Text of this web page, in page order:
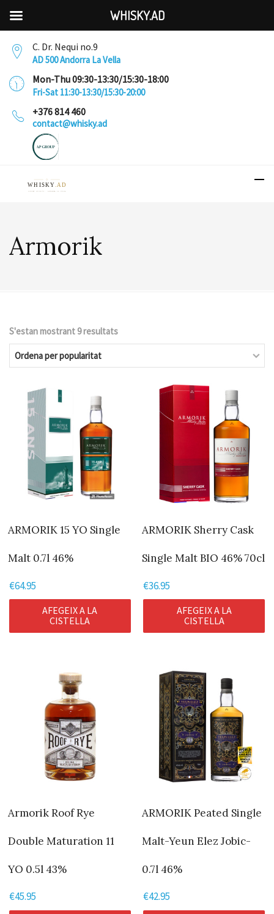
C. Dr. Nequi no.9
AD 500 Andorra La Vella
Mon-Thu 09:30-13:30/15:30-18:00
Fri-Sat 11:30-13:30/15:30-20:00
+376 814 460
contact@whisky.ad
Armorik
S'estan mostrant 9 resultats
per
popularitat
ARMORIK 15 YO Single
Malt 0.7l 46%
€64.95
AFEGEIX A LA
CISTELLA
ARMORIK Sherry Cask
Single Malt BIO 46% 70cl
€36.95
AFEGEIX A LA
CISTELLA
Armorik Roof Rye
Double Maturation 11
YO 0.5l 43%
€45.95
ARMORIK Peated Single
Malt-Yeun Elez Jobic-
0.7l 46%
€42.95
WHISKY.AD